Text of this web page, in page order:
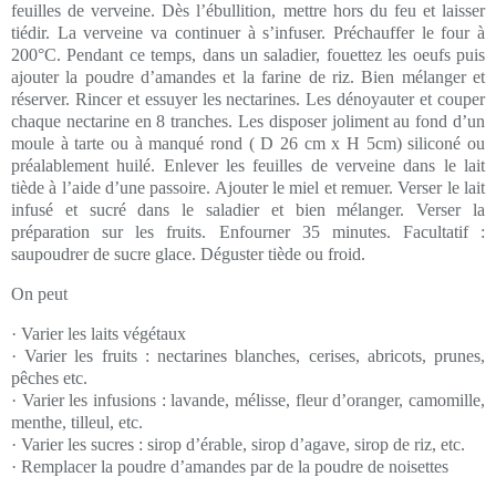
feuilles de verveine. Dès l’ébullition, mettre hors du feu et laisser
tiédir. La verveine va continuer à s’infuser. Préchauffer le four à
200°C. Pendant ce temps, dans un saladier, fouettez les oeufs puis
ajouter la poudre d’amandes et la farine de riz. Bien mélanger et
réserver. Rincer et essuyer les nectarines. Les dénoyauter et couper
chaque nectarine en 8 tranches. Les disposer joliment au fond d’un
moule à tarte ou à manqué rond ( D 26 cm x H 5cm) siliconé ou
préalablement huilé. Enlever les feuilles de verveine dans le lait
tiède à l’aide d’une passoire. Ajouter le miel et remuer. Verser le lait
infusé et sucré dans le saladier et bien mélanger. Verser la
préparation sur les fruits. Enfourner 35 minutes. Facultatif :
saupoudrer de sucre glace. Déguster tiède ou froid.
On peut
· Varier les laits végétaux
· Varier les fruits : nectarines blanches, cerises, abricots, prunes,
pêches etc.
· Varier les infusions : lavande, mélisse, fleur d’oranger, camomille,
menthe, tilleul, etc.
· Varier les sucres : sirop d’érable, sirop d’agave, sirop de riz, etc.
· Remplacer la poudre d’amandes par de la poudre de noisettes